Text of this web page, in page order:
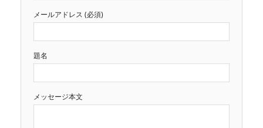
メールアドレス (必須)
題名
メッセージ本文